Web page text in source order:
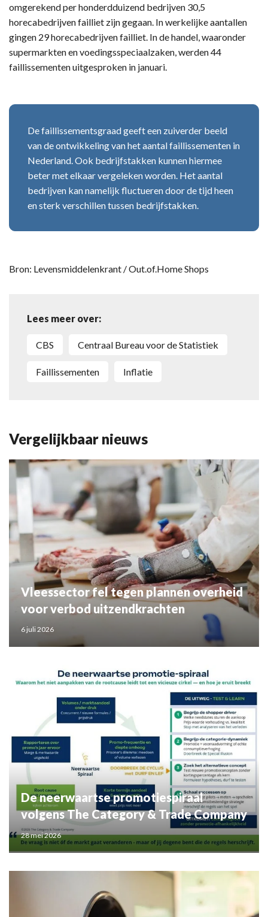
omgerekend per honderdduizend bedrijven 30,5
horecabedrijven failliet zijn gegaan. In werkelijke aantallen
gingen 29 horecabedrijven failliet. In de handel, waaronder
supermarkten en voedingsspeciaalzaken, werden 44
faillissementen uitgesproken in januari.
De faillissementsgraad geeft een zuiverder beeld
van de ontwikkeling van het aantal faillissementen in
Nederland. Ook bedrijfstakken kunnen hiermee
beter met elkaar vergeleken worden. Het aantal
bedrijven kan namelijk fluctueren door de tijd heen
en sterk verschillen tussen bedrijfstakken.
Bron: Levensmiddelenkrant / Out.of.Home Shops
Lees meer over:
CBS Centraal Bureau voor de Statistiek
faillissementen inflatie
Vergelijkbaar nieuws
Vleessector fel tegen plannen overheid
voor verbod uitzendkrachten
6 juli 2026
De neerwaartse promotiespiraal
volgens The Category & Trade Company
28 mei 2026